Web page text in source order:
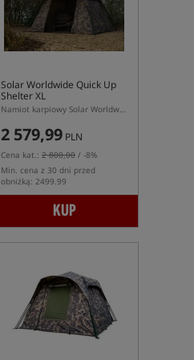
Solar Worldwide Quick Up
Shelter XL
Namiot karpiowy Solar Worldwide Quick Up XL
2 579,99 PLN
Cena kat.: 2 800,00 / -8%
Min. cena z 30 dni przed
obniżką: 2499.99
KUP